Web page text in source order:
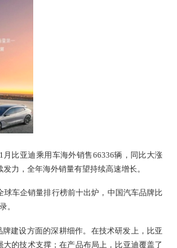
比亚迪乘用车海外销售66336辆，同比大涨
力，全年海外销量有望持续高速增长。
车企销量排行榜前十出炉，中国汽车品牌比
。
建设方面的深耕细作。在技术研发上，比亚
的技术支撑；在产品布局上，比亚迪覆盖了